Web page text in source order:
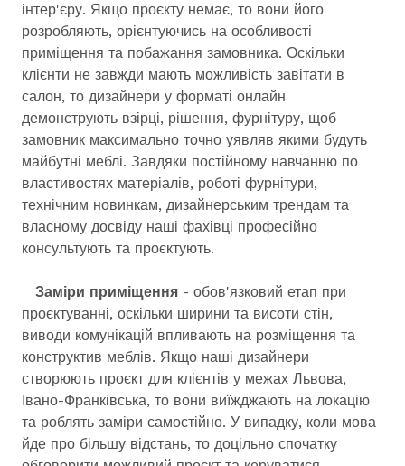
інтер'єру. Якщо проєкту немає, то вони його
розробляють, орієнтуючись на особливості
приміщення та побажання замовника. Оскільки
клієнти не завжди мають можливість завітати в
салон, то дизайнери у форматі онлайн
демонструють взірці, рішення, фурнітуру, щоб
замовник максимально точно уявляв якими будуть
майбутні меблі. Завдяки постійному навчанню по
властивостях матеріалів, роботі фурнітури,
технічним новинкам, дизайнерським трендам та
власному досвіду наші фахівці професійно
консультують та проєктують.
Заміри приміщення - обов'язковий етап при
проєктуванні, оскільки ширини та висоти стін,
виводи комунікацій впливають на розміщення та
конструктив меблів. Якщо наші дизайнери
створюють проєкт для клієнтів у межах Львова,
Івано-Франківська, то вони виїжджають на локацію
та роблять заміри самостійно. У випадку, коли мова
йде про більшу відстань, то доцільно спочатку